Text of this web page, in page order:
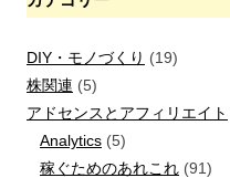
DIY・モノづくり (19)
株関連 (5)
アドセンスとアフィリエイト
Analytics (5)
稼ぐためのあれこれ (91)